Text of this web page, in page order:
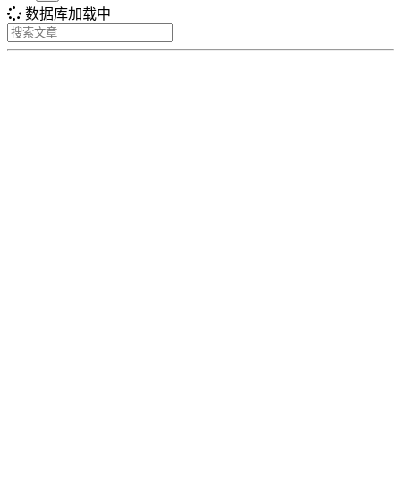
数据库加载中